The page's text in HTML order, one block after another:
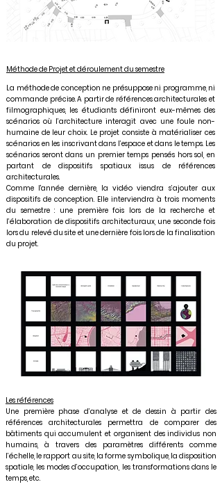
Méthode de Projet et déroulement du semestre
La méthode de conception ne présuppose ni programme, ni
commande précise. A partir de références architecturales et
filmographiques, les étudiants définiront eux-mêmes des
scénarios où l’architecture interagit avec une foule non-
humaine de leur choix. Le projet consiste à matérialiser ces
scénarios en les inscrivant dans l’espace et dans le temps. Les
scénarios seront dans un premier temps pensés hors sol, en
partant de dispositifs spatiaux issus de références
architecturales.
Comme l'année dernière, la vidéo viendra s’ajouter aux
dispositifs de conception. Elle interviendra à trois moments
du semestre : une première fois lors de la recherche et
l’élaboration de dispositifs architecturaux, une seconde fois
lors du relevé du site et une dernière fois lors de la finalisation
du projet.
Les références
Une première phase d’analyse et de dessin à partir des
références architecturales permettra de comparer des
bâtiments qui accumulent et organisent des individus non
humains, à travers des paramètres différents comme
l’échelle, le rapport au site, la forme symbolique, la disposition
spatiale, les modes d’occupation, les transformations dans le
temps, etc.